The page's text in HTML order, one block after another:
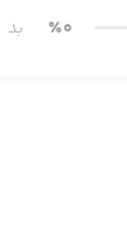
٪0 بد